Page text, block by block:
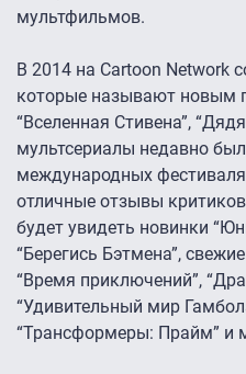
мультфильмов.
В 2014 на Cartoon Network
которые называют новым
“Вселенная Стивена”,
мультсериалы недавно
международных
отличные отзывы
будет увидеть новинки
“Берегись Бэтмена”,
“Время приключений”,
“Удивительный мир
“Трансформеры: Прайм” и